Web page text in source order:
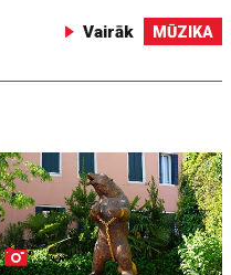
Vairāk MŪZIKA